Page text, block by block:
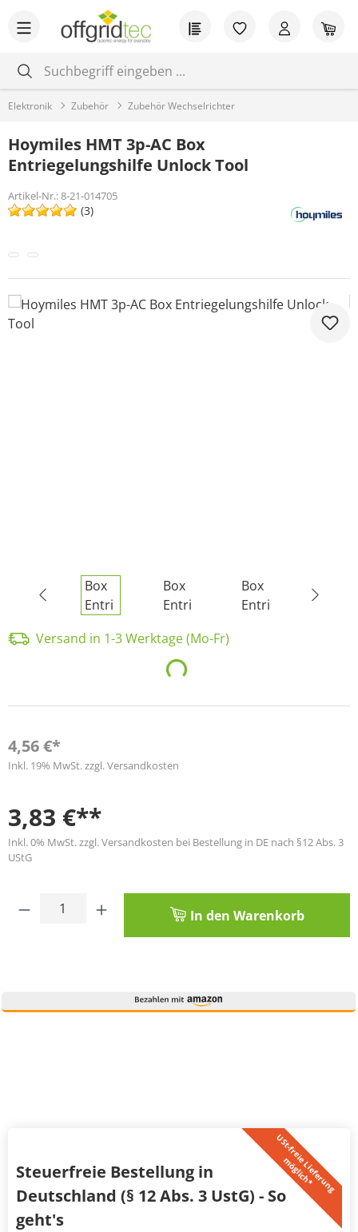
Zum Hauptinhalt springen Du hast 0
Elektronik Zubehör Zubehör Wechselrichter
Hoymiles HMT 3p-AC Box
Entriegelungshilfe Unlock Tool
Artikel-Nr.:8-21-014705
(3)
Bildergalerie überspringen
Versand in 1-3 Werktage (Mo-Fr)
Loading...
4,56 €*
Inkl. 19% MwSt. zzgl. Versandkosten
3,83 €**
Inkl. 0% MwSt. zzgl. Versandkosten bei Bestellung in DE nach §12 Abs. 3
UStG
Produkt Anzahl: Gib den gewünschten
In den Warenkorb
U
S
t
-
f
r
e
i
e
L
i
e
f
e
r
u
n
g
m
ö
g
l
i
c
h
*
Steuerfreie Bestellung in
Deutschland (§ 12 Abs. 3 UstG) - So
geht's